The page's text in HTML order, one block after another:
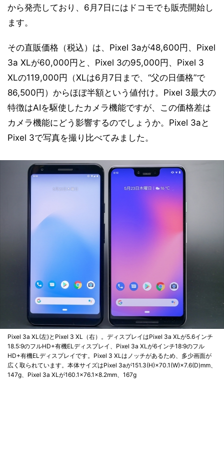
から発売しており、6月7日にはドコモでも販売開始し
ます。
その直販価格（税込）は、Pixel 3aが48,600円、Pixel
3a XLが60,000円と、Pixel 3の95,000円、Pixel 3
XLの119,000円（XLは6月7日まで、“父の日価格”で
86,500円）からほぼ半額という値付け。Pixel 3最大の
特徴はAIを駆使したカメラ機能ですが、この価格差は
カメラ機能にどう影響するのでしょうか。Pixel 3aと
Pixel 3で写真を撮り比べてみました。
Pixel 3a XL(左)とPixel 3 XL（右）。ディスプレイはPixel 3a XLが5.6インチ
18.5:9のフルHD+有機ELディスプレイ、Pixel 3a XLが6インチ18:9のフル
HD+有機ELディスプレイです。Pixel 3 XLはノッチがあるため、多少画面が
広く取られています。本体サイズはPixel 3aが151.3(H)×70.1(W)×7.6(D)mm、
147g、Pixel 3a XLが160.1×76.1×8.2mm、167g